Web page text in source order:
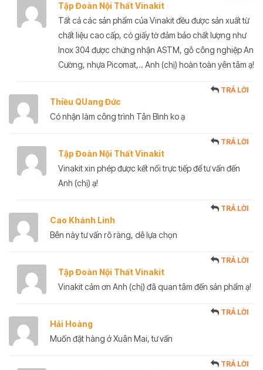
Tập Đoàn Nội Thất Vinakit
Tất cả các sản phẩm của Vinakit đều được sản xuất từ
chất liệu cao cấp, có giấy tờ đảm bảo chất lượng như
Inox 304 được chứng nhận ASTM, gỗ công nghiệp An
Cường, nhựa Picomat,.. Anh (chị) hoàn toàn yên tâm ạ!
Thiều QUang Đức
TRẢ LỜI
Có nhận làm công trình Tân Bình ko ạ
Tập Đoàn Nội Thất Vinakit
TRẢ LỜI
Vinakit xin phép được kết nối trực tiếp để tư vấn đến
Anh (chị) ạ!
Cao Khánh Linh
TRẢ LỜI
Bên này tư vấn rõ ràng, dễ lựa chọn
Tập Đoàn Nội Thất Vinakit
TRẢ LỜI
Vinakit cảm ơn Anh (chị) đã quan tâm đến sản phẩm ạ!
Hải Hoàng
TRẢ LỜI
Muốn đặt hàng ở Xuân Mai, tư vấn
TRẢ LỜI